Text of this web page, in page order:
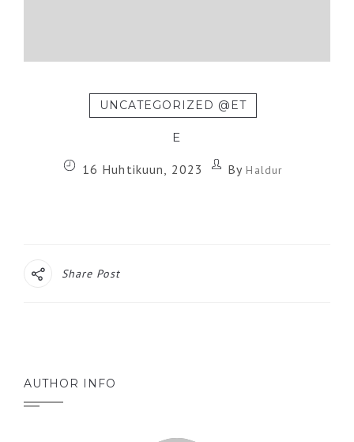
UNCATEGORIZED @ET
E
16 Huhtikuun, 2023 ByHaldur
Share Post
AUTHOR INFO